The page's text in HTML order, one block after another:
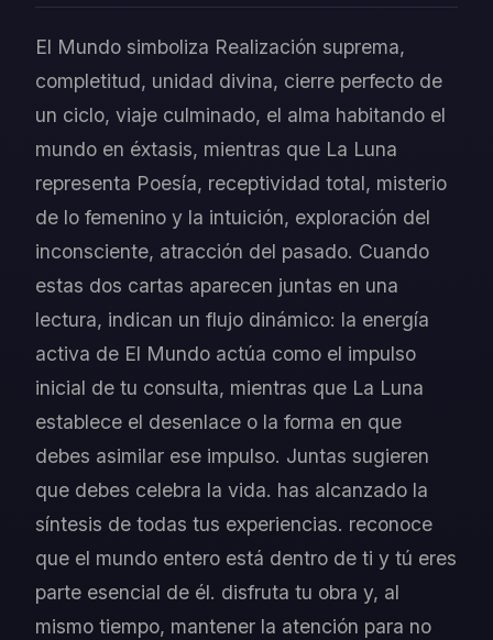
El Mundo simboliza Realización suprema,
completitud, unidad divina, cierre perfecto de
un ciclo, viaje culminado, el alma habitando el
mundo en éxtasis, mientras que La Luna
representa Poesía, receptividad total, misterio
de lo femenino y la intuición, exploración del
inconsciente, atracción del pasado. Cuando
estas dos cartas aparecen juntas en una
lectura, indican un flujo dinámico: la energía
activa de El Mundo actúa como el impulso
inicial de tu consulta, mientras que La Luna
establece el desenlace o la forma en que
debes asimilar ese impulso. Juntas sugieren
que debes celebra la vida. has alcanzado la
síntesis de todas tus experiencias. reconoce
que el mundo entero está dentro de ti y tú eres
parte esencial de él. disfruta tu obra y, al
mismo tiempo, mantener la atención para no